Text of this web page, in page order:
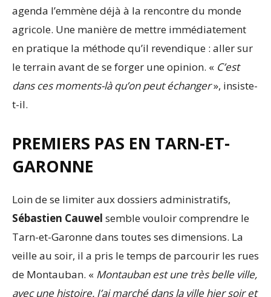
agenda l’emmène déjà à la rencontre du monde
agricole. Une manière de mettre immédiatement
en pratique la méthode qu’il revendique : aller sur
le terrain avant de se forger une opinion. « C’est
dans ces moments-là qu’on peut échanger», insiste-
t-il.
PREMIERS PAS EN TARN-ET-
GARONNE
Loin de se limiter aux dossiers administratifs,
Sébastien Cauwel semble vouloir comprendre le
Tarn-et-Garonne dans toutes ses dimensions. La
veille au soir, il a pris le temps de parcourir les rues
de Montauban. « Montauban est une très belle ville,
avec une histoire. J’ai marché dans la ville hier soir et